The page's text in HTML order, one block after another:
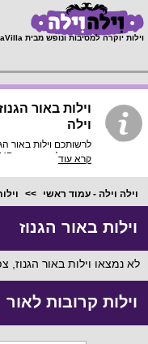
וילות יוקרה למסיבות ונופש מבית VillaVilla
וילות באור
וילה
לרשותכם וילות באור
קרא עוד
וילה וילה - עמוד ראשי
וילות באור הגנוז
לא נמצאו וילות באור הגנוז,
וילות קרובות לאור